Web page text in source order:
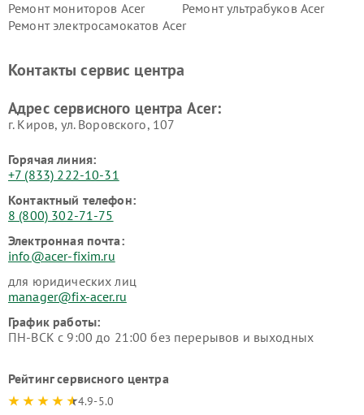
Ремонт мониторов Acer
Ремонт ультрабуков Acer
Ремонт электросамокатов Acer
Контакты сервис центра
Адрес сервисного центра Acer:
г. Киров, ул. Воровского, 107
Горячая линия:
+7 (833) 222-10-31
Контактный телефон:
8 (800) 302-71-75
Электронная почта:
info@acer-fixim.ru
для юридических лиц
manager@fix-acer.ru
График работы:
ПН-ВСК с 9:00 до 21:00 без перерывов и выходных
Рейтинг сервисного центра
4.9-5.0